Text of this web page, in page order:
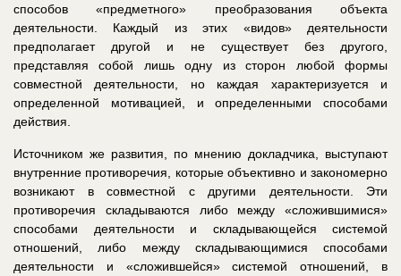
способов «предметного» преобразования объекта
деятельности. Каждый из этих «видов» деятельности
предполагает другой и не существует без другого,
представляя собой лишь одну из сторон любой формы
совместной деятельности, но каждая характеризуется и
определенной мотивацией, и определенными способами
действия.
Источником же развития, по мнению докладчика, выступают
внутренние противоречия, которые объективно и закономерно
возникают в совместной с другими деятельности. Эти
противоречия складываются либо между «сложившимися»
способами деятельности и складывающейся системой
отношений, либо между складывающимися способами
деятельности и «сложившейся» системой отношений, в